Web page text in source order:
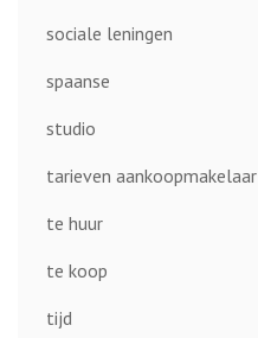
sociale leningen
spaanse
studio
tarieven aankoopmakelaar
te huur
te koop
tijd